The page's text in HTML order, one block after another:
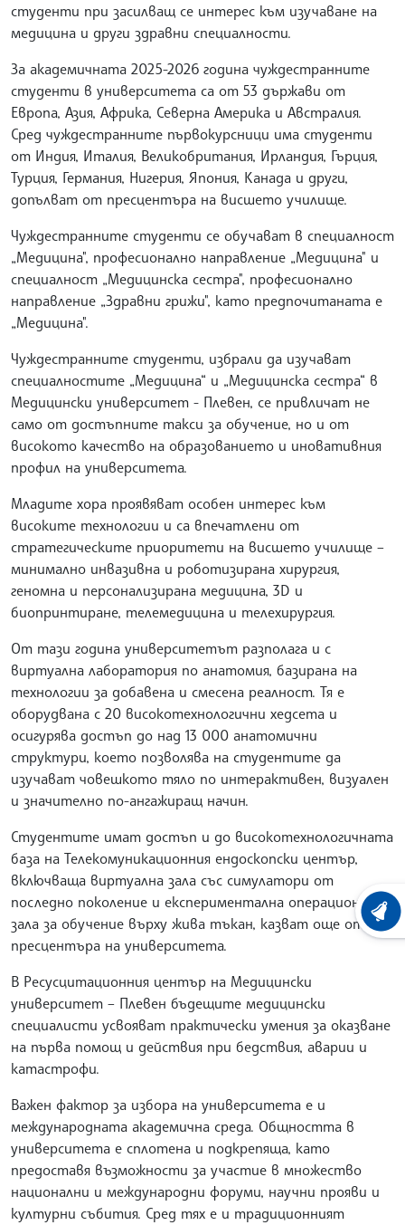
студенти при засилващ се интерес към изучаване на
медицина и други здравни специалности.
За академичната 2025-2026 година чуждестранните
студенти в университета са от 53 държави от
Европа, Азия, Африка, Северна Америка и Австралия.
Сред чуждестранните първокурсници има студенти
от Индия, Италия, Великобритания, Ирландия, Гърция,
Турция, Германия, Нигерия, Япония, Канада и други,
допълват от пресцентъра на висшето училище.
Чуждестранните студенти се обучават в специалност
„Медицина", професионално направление „Медицина" и
специалност „Медицинска сестра", професионално
направление „Здравни грижи", като предпочитаната е
„Медицина".
Чуждестранните студенти, избрали да изучават
специалностите „Медицина“ и „Медицинска сестра“ в
Медицински университет - Плевен, се привличат не
само от достъпните такси за обучение, но и от
високото качество на образованието и иновативния
профил на университета.
Младите хора проявяват особен интерес към
високите технологии и са впечатлени от
стратегическите приоритети на висшето училище –
минимално инвазивна и роботизирана хирургия,
геномна и персонализирана медицина, 3D и
биопринтиране, телемедицина и телехирургия.
От тази година университетът разполага и с
виртуална лаборатория по анатомия, базирана на
технологии за добавена и смесена реалност. Тя е
оборудвана с 20 високотехнологични хедсета и
осигурява достъп до над 13 000 анатомични
структури, което позволява на студентите да
изучават човешкото тяло по интерактивен, визуален
и значително по-ангажиращ начин.
Студентите имат достъп и до високотехнологичната
база на Телекомуникационния ендоскопски център,
включваща виртуална зала със симулатори от
последно поколение и експериментална операционна
зала за обучение върху жива тъкан, казват още от
пресцентъра на университета.
В Ресусцитационния център на Медицински
университет – Плевен бъдещите медицински
специалисти усвояват практически умения за оказване
на първа помощ и действия при бедствия, аварии и
катастрофи.
Важен фактор за избора на университета е и
международната академична среда. Общността в
университета е сплотена и подкрепяща, като
предоставя възможности за участие в множество
национални и международни форуми, научни прояви и
културни събития. Сред тях е и традиционният